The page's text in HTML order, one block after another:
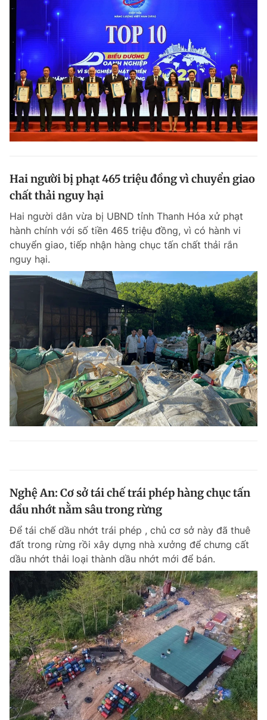
Hai người bị phạt 465 triệu đồng vì chuyển giao
chất thải nguy hại
Hai người dân vừa bị UBND tỉnh Thanh Hóa xử phạt
hành chính với số tiền 465 triệu đồng, vì có hành vi
chuyển giao, tiếp nhận hàng chục tấn chất thải rắn
nguy hại.
Nghệ An: Cơ sở tái chế trái phép hàng chục tấn
dầu nhớt nằm sâu trong rừng
Để tái chế dầu nhớt trái phép , chủ cơ sở này đã thuê
đất trong rừng rồi xây dựng nhà xưởng để chưng cất
dầu nhớt thải loại thành dầu nhớt mới để bán.